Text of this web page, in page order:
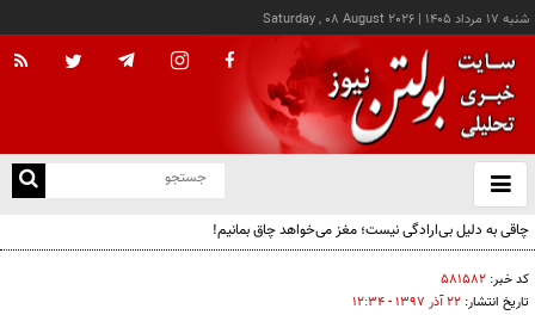
شنبه ۱۷ مرداد ۱۴۰۵ |
Saturday , 08 August 2026
باز
و
چاقی به دلیل بی‌ارادگی نیست؛ مغز می‌خواهد چاق بمانیم!
کد خبر: ۵۸۱۵۸۲
تاریخ انتشار: ۲۲ آذر ۱۳۹۷ - ۱۲:۳۴